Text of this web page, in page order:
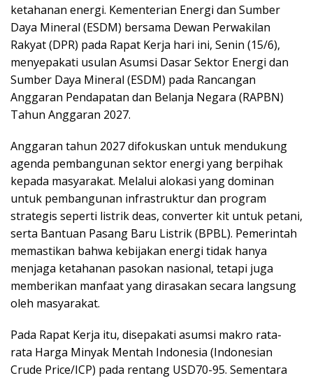
ketahanan energi. Kementerian Energi dan Sumber
Daya Mineral (ESDM) bersama Dewan Perwakilan
Rakyat (DPR) pada Rapat Kerja hari ini, Senin (15/6),
menyepakati usulan Asumsi Dasar Sektor Energi dan
Sumber Daya Mineral (ESDM) pada Rancangan
Anggaran Pendapatan dan Belanja Negara (RAPBN)
Tahun Anggaran 2027.
Anggaran tahun 2027 difokuskan untuk mendukung
agenda pembangunan sektor energi yang berpihak
kepada masyarakat. Melalui alokasi yang dominan
untuk pembangunan infrastruktur dan program
strategis seperti listrik deas, converter kit untuk petani,
serta Bantuan Pasang Baru Listrik (BPBL). Pemerintah
memastikan bahwa kebijakan energi tidak hanya
menjaga ketahanan pasokan nasional, tetapi juga
memberikan manfaat yang dirasakan secara langsung
oleh masyarakat.
Pada Rapat Kerja itu, disepakati asumsi makro rata-
rata Harga Minyak Mentah Indonesia (Indonesian
Crude Price/ICP) pada rentang USD70-95. Sementara